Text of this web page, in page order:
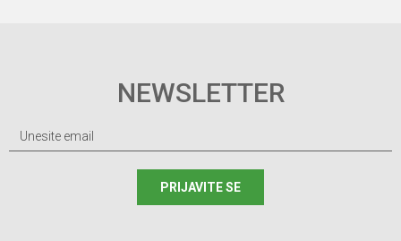
NEWSLETTER
PRIJAVITE SE